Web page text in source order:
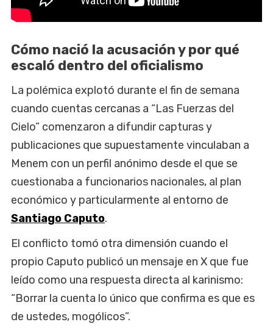
Cómo nació la acusación y por qué
escaló dentro del oficialismo
La polémica explotó durante el fin de semana
cuando cuentas cercanas a “Las Fuerzas del
Cielo” comenzaron a difundir capturas y
publicaciones que supuestamente vinculaban a
Menem con un perfil anónimo desde el que se
cuestionaba a funcionarios nacionales, al plan
económico y particularmente al entorno de
Santiago Caputo.
El conflicto tomó otra dimensión cuando el
propio Caputo publicó un mensaje en X que fue
leído como una respuesta directa al karinismo:
“Borrar la cuenta lo único que confirma es que es
de ustedes, mogólicos”.